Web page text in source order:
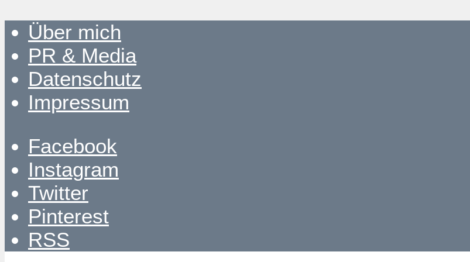
Über mich
PR & Media
Datenschutz
Impressum
Facebook
Instagram
Twitter
Pinterest
RSS